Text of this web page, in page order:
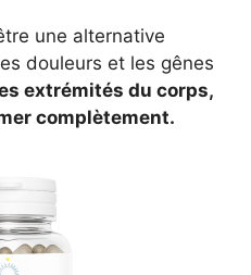
une alternative
douleurs et les gênes
extrémités du corps,
complètement.